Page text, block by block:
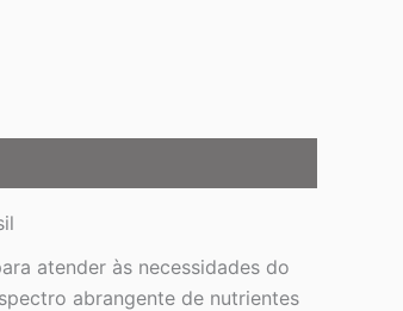
atender às necessidades do
abrangente de nutrientes